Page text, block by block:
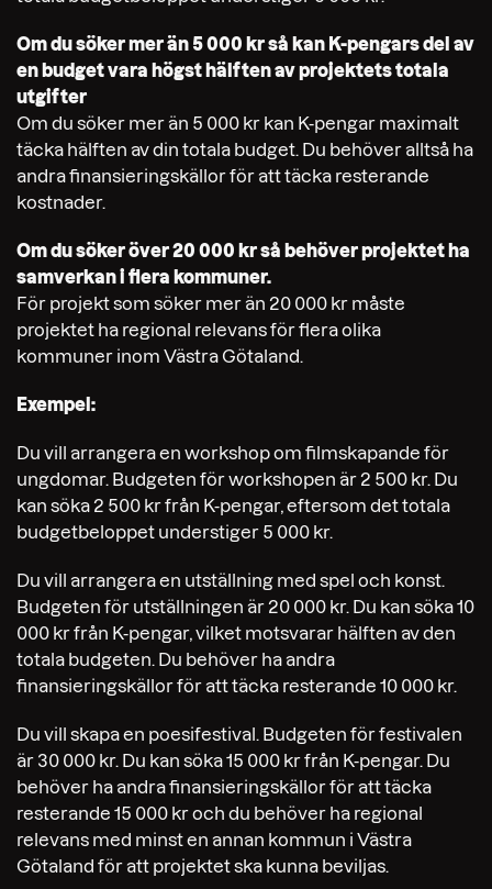
Om du söker mer än 5 000 kr så kan K-pengars del av
en budget vara högst hälften av projektets totala
utgifter
Om du söker mer än 5 000 kr kan K-pengar maximalt
täcka hälften av din totala budget. Du behöver alltså ha
andra finansieringskällor för att täcka resterande
kostnader.
Om du söker över 20 000 kr så behöver projektet ha
samverkan i flera kommuner.
För projekt som söker mer än 20 000 kr måste
projektet ha regional relevans för flera olika
kommuner inom Västra Götaland.
Exempel:
Du vill arrangera en workshop om filmskapande för
ungdomar. Budgeten för workshopen är 2 500 kr. Du
kan söka 2 500 kr från K-pengar, eftersom det totala
budgetbeloppet understiger 5 000 kr.
Du vill arrangera en utställning med spel och konst.
Budgeten för utställningen är 20 000 kr. Du kan söka 10
000 kr från K-pengar, vilket motsvarar hälften av den
totala budgeten. Du behöver ha andra
finansieringskällor för att täcka resterande 10 000 kr.
Du vill skapa en poesifestival. Budgeten för festivalen
är 30 000 kr. Du kan söka 15 000 kr från K-pengar. Du
behöver ha andra finansieringskällor för att täcka
resterande 15 000 kr och du behöver ha regional
relevans med minst en annan kommun i Västra
Götaland för att projektet ska kunna beviljas.